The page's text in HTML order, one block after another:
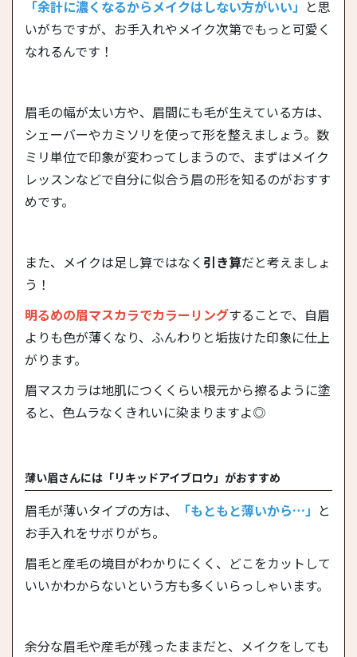
「余計に濃くなるからメイクはしない方がいい」 と思
いがちですが、お手入れやメイク次第でもっと可愛く
なれるんです！
眉毛の幅が太い方や、眉間にも毛が生えている方は、
シェーバーやカミソリを使って形を整えましょう。数
ミリ単位で印象が変わってしまうので、まずはメイク
レッスンなどで自分に似合う眉の形を知るのがおすす
めです。
また、メイクは足し算ではなく 引き算だと考えましょ
う！
明るめの眉マスカラでカラーリングすることで、自眉
よりも色が薄くなり、ふんわりと垢抜けた印象に仕上
がります。
眉マスカラは地肌につくくらい根元から擦るように塗
ると、色ムラなくきれいに染まりますよ◎
薄い眉さんには「リキッドアイブロウ」がおすすめ
眉毛が薄いタイプの方は、 「もともと薄いから…」 と
お手入れをサボりがち。
眉毛と産毛の境目がわかりにくく、どこをカットして
いいかわからないという方も多くいらっしゃいます。
余分な眉毛や産毛が残ったままだと、メイクをしても